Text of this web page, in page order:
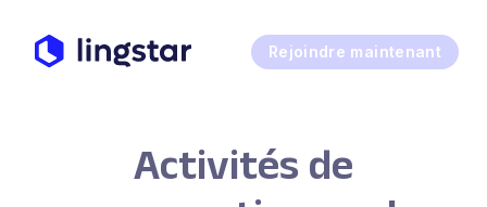
Rejoindre maintenant
Activités de